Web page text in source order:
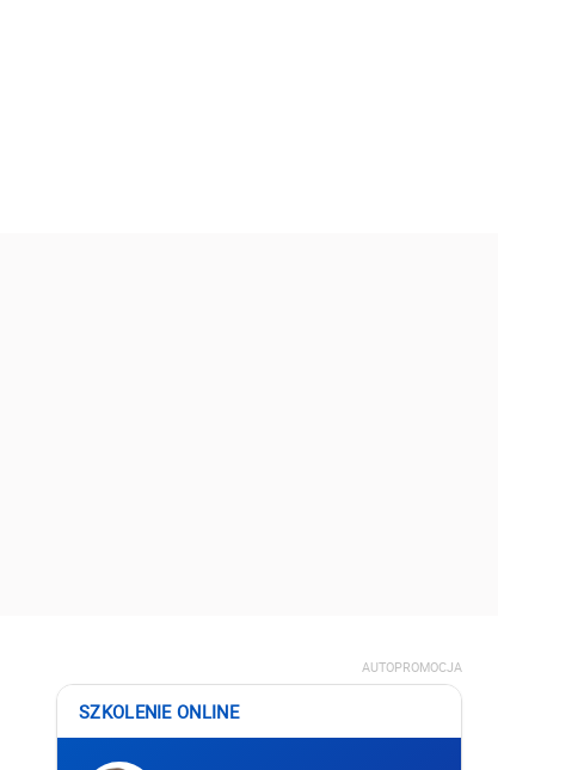
AUTOPROMOCJA
SZKOLENIE ONLINE